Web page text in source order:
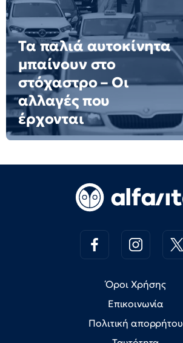
Τα παλιά αυτοκίνητα
μπαίνουν στο
στόχαστρο – Οι
αλλαγές που
έρχονται
Όροι Χρήσης
Επικοινωνία
Πολιτική απορρήτου